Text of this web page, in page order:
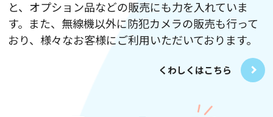
と、オプション品などの販売にも力を入れていま
す。また、無線機以外に防犯カメラの販売も行って
おり、様々なお客様にご利用いただいております。
くわしくはこちら